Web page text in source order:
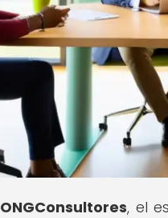
ONGConsultores, el